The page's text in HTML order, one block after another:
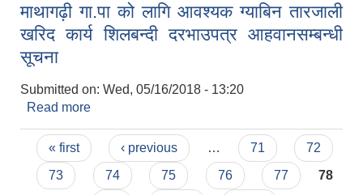
सेवा लिन अनुरोध छ
माथागढ़ी गा.पा को लागि आवश्यक ग्याबिन तारजाली
खरिद कार्य शिलबन्दी दरभाउपत्र आहवानसम्बन्धी
सूचना
Submitted on: Wed, 05/16/2018 - 13:20
Read more
Pages
« first ‹ previous … 71
72
73
74 75 76 77 78